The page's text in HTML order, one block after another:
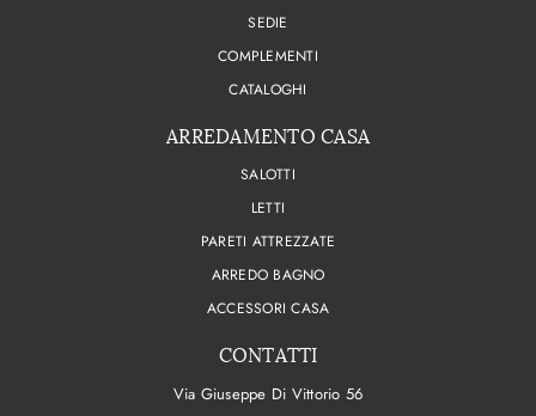
SEDIE
COMPLEMENTI
CATALOGHI
ARREDAMENTO CASA
SALOTTI
LETTI
PARETI ATTREZZATE
ARREDO BAGNO
ACCESSORI CASA
CONTATTI
Via Giuseppe Di Vittorio 56